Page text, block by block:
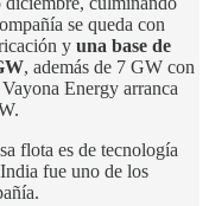
se queda con
y una base de
, además de 7 GW con
Energy arranca
flota es de tecnología
fue uno de los